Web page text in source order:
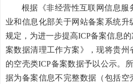
根据《非经营性互联网信息服
业和信息化部关于网站备案系统升
规定，为进一步提高ICP备案信息
案数据清理工作方案》，现将贵州
的空壳类ICP备案数据予以公示。
据为备案信息不完整数据（包括空